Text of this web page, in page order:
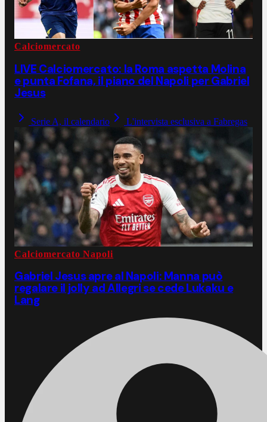
Calciomercato
LIVE Calciomercato: la Roma aspetta Molina
e punta Fofana, il piano del Napoli per Gabriel
Jesus
Serie A, il calendario L'intervista esclusiva a Fabregas
Calciomercato Napoli
Gabriel Jesus apre al Napoli: Manna può
regalare il jolly ad Allegri se cede Lukaku e
Lang